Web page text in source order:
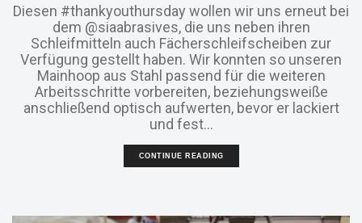
Diesen #thankyouthursday wollen wir uns erneut bei
dem @siaabrasives, die uns neben ihren
Schleifmitteln auch Fächerschleifscheiben zur
Verfügung gestellt haben. Wir konnten so unseren
Mainhoop aus Stahl passend für die weiteren
Arbeitsschritte vorbereiten, beziehungsweiße
anschließend optisch aufwerten, bevor er lackiert
und fest...
CONTINUE READING